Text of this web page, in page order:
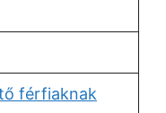
férfiaknak